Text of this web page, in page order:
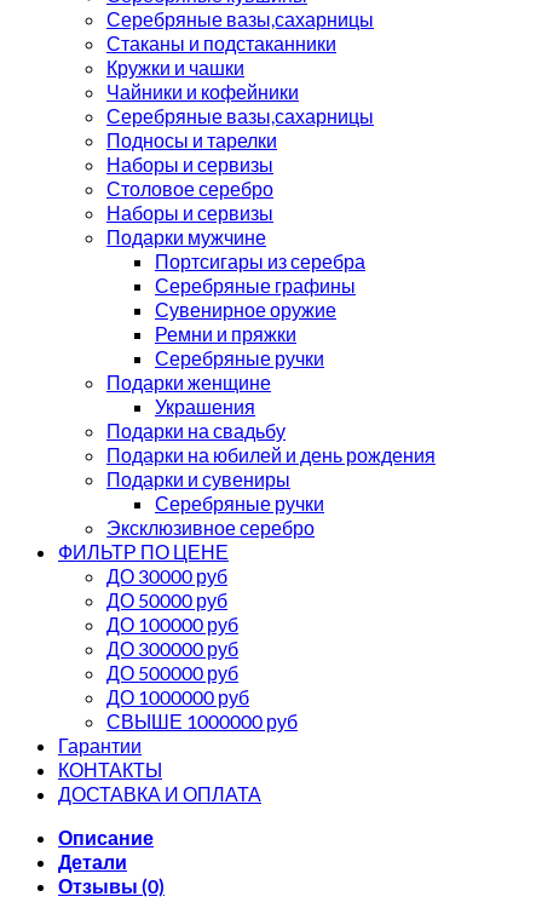
Серебряные вазы,сахарницы
Стаканы и подстаканники
Кружки и чашки
Чайники и кофейники
Серебряные вазы,сахарницы
Подносы и тарелки
Наборы и сервизы
Столовое серебро
Наборы и сервизы
Подарки мужчине
Портсигары из серебра
Серебряные графины
Сувенирное оружие
Ремни и пряжки
Серебряные ручки
Подарки женщине
Украшения
Подарки на свадьбу
Подарки на юбилей и день рождения
Подарки и сувениры
Серебряные ручки
Эксклюзивное серебро
ФИЛЬТР ПО ЦЕНЕ
ДО 30000 руб
ДО 50000 руб
ДО 100000 руб
ДО 300000 руб
ДО 500000 руб
ДО 1000000 руб
СВЫШЕ 1000000 руб
Гарантии
КОНТАКТЫ
ДОСТАВКА И ОПЛАТА
Описание
Детали
Отзывы (0)